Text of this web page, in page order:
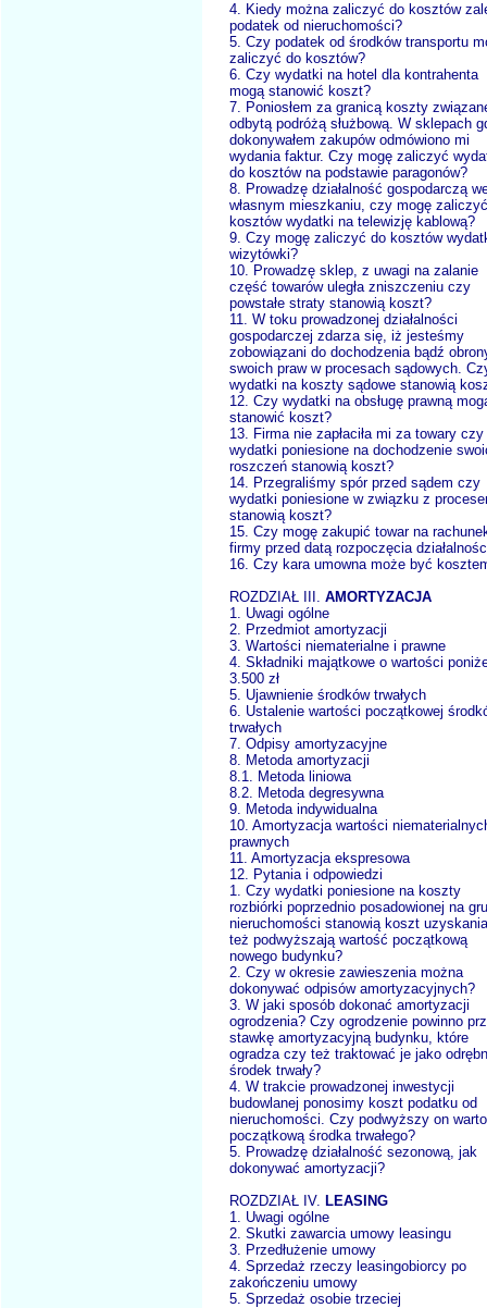
4. Kiedy można zaliczyć do kosztów
podatek od nieruchomości?
5. Czy podatek od środków transportu
zaliczyć do kosztów?
6. Czy wydatki na hotel dla kontrahenta
mogą stanowić koszt?
7. Poniosłem za granicą koszty
odbytą podróżą służbową. W sklepach
dokonywałem zakupów odmówiono mi
wydania faktur. Czy mogę zaliczyć
do kosztów na podstawie paragonów?
8. Prowadzę działalność gospodarczą
własnym mieszkaniu, czy mogę
kosztów wydatki na telewizję kablową?
9. Czy mogę zaliczyć do kosztów
wizytówki?
10. Prowadzę sklep, z uwagi na zalanie
część towarów uległa zniszczeniu czy
powstałe straty stanowią koszt?
11. W toku prowadzonej działalności
gospodarczej zdarza się, iż jesteśmy
zobowiązani do dochodzenia bądź
swoich praw w procesach sądowych.
wydatki na koszty sądowe stanowią
12. Czy wydatki na obsługę prawną
stanowić koszt?
13. Firma nie zapłaciła mi za towary czy
wydatki poniesione na dochodzenie
roszczeń stanowią koszt?
14. Przegraliśmy spór przed sądem czy
wydatki poniesione w związku z
stanowią koszt?
15. Czy mogę zakupić towar na
firmy przed datą rozpoczęcia
16. Czy kara umowna może być
ROZDZIAŁ III. AMORTYZACJA
1. Uwagi ogólne
2. Przedmiot amortyzacji
3. Wartości niematerialne i prawne
4. Składniki majątkowe o wartości
3.500 zł
5. Ujawnienie środków trwałych
6. Ustalenie wartości początkowej
trwałych
7. Odpisy amortyzacyjne
8. Metoda amortyzacji
8.1. Metoda liniowa
8.2. Metoda degresywna
9. Metoda indywidualna
10. Amortyzacja wartości
prawnych
11. Amortyzacja ekspresowa
12. Pytania i odpowiedzi
1. Czy wydatki poniesione na koszty
rozbiórki poprzednio posadowionej na
nieruchomości stanowią koszt
też podwyższają wartość początkową
nowego budynku?
2. Czy w okresie zawieszenia można
dokonywać odpisów amortyzacyjnych?
3. W jaki sposób dokonać amortyzacji
ogrodzenia? Czy ogrodzenie powinno
stawkę amortyzacyjną budynku, które
ogradza czy też traktować je jako
środek trwały?
4. W trakcie prowadzonej inwestycji
budowlanej ponosimy koszt podatku od
nieruchomości. Czy podwyższy on
początkową środka trwałego?
5. Prowadzę działalność sezonową, jak
dokonywać amortyzacji?
ROZDZIAŁ IV. LEASING
1. Uwagi ogólne
2. Skutki zawarcia umowy leasingu
3. Przedłużenie umowy
4. Sprzedaż rzeczy leasingobiorcy po
zakończeniu umowy
5. Sprzedaż osobie trzeciej